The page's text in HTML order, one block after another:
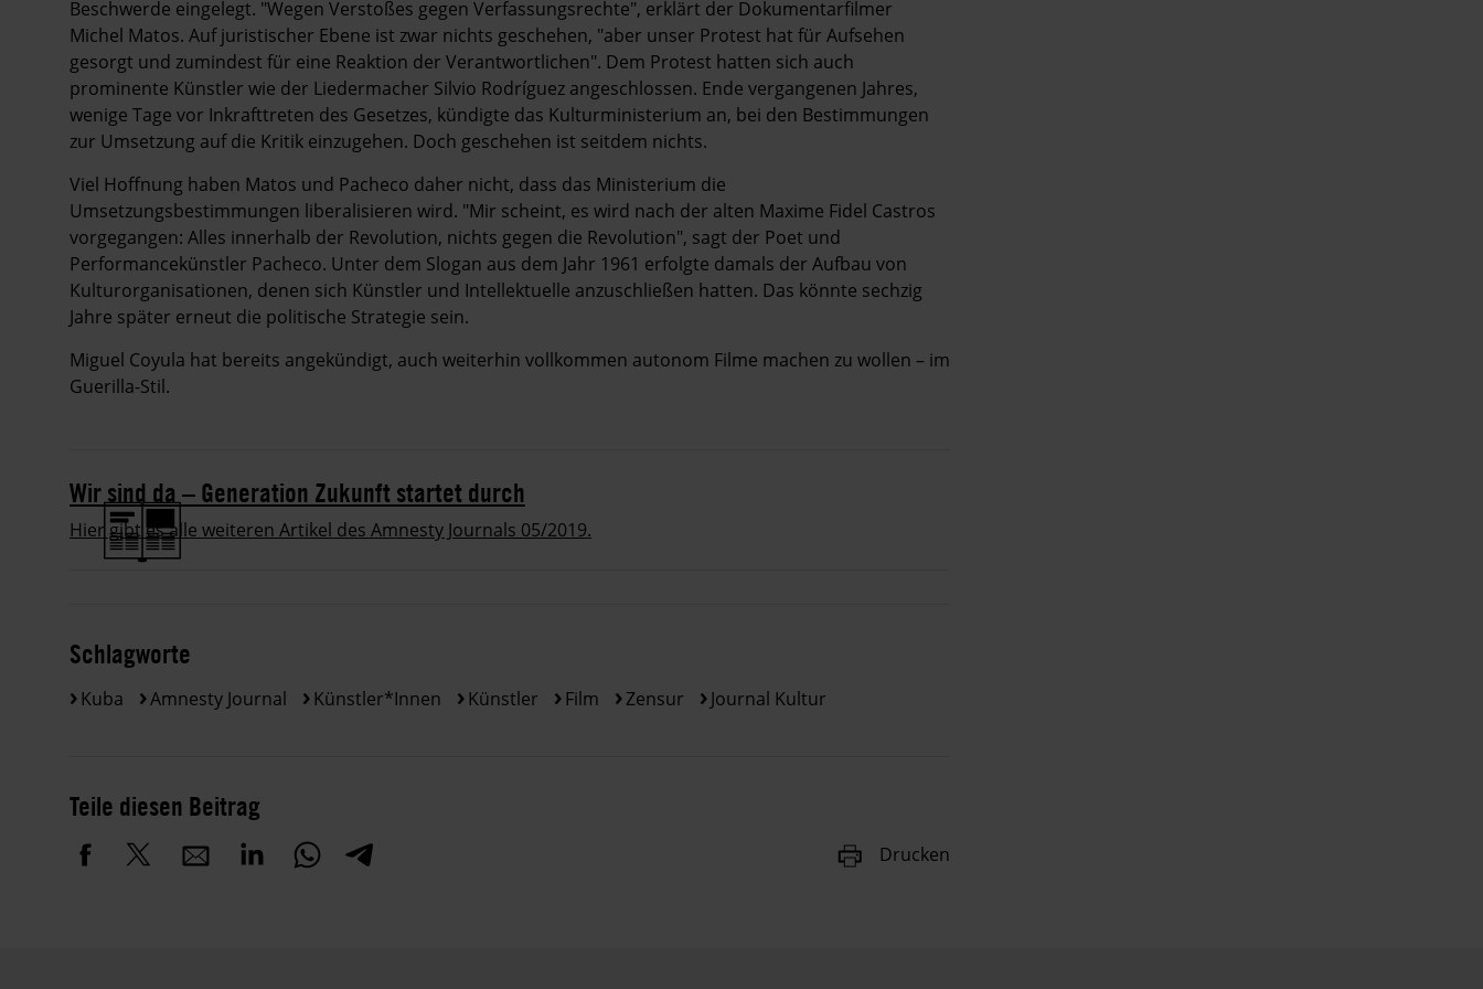
Beschwerde eingelegt. "Wegen Verstoßes gegen Verfassungsrechte", erklärt der Dokumentarfilmer
Michel Matos. Auf juristischer Ebene ist zwar nichts geschehen, "aber unser Protest hat für Aufsehen
gesorgt und zumindest für eine Reaktion der Verantwortlichen". Dem Protest hatten sich auch
prominente Künstler wie der Liedermacher Silvio Rodríguez angeschlossen. Ende vergangenen Jahres,
wenige Tage vor Inkrafttreten des Gesetzes, kündigte das Kulturministerium an, bei den Bestimmungen
zur Umsetzung auf die Kritik einzugehen. Doch geschehen ist seitdem nichts.
Viel Hoffnung haben Matos und Pacheco daher nicht, dass das Ministerium die
Umsetzungsbestimmungen liberalisieren wird. "Mir scheint, es wird nach der alten Maxime Fidel Castros
vorgegangen: Alles innerhalb der Revolution, nichts gegen die Revolution", sagt der Poet und
Performancekünstler Pacheco. Unter dem Slogan aus dem Jahr 1961 erfolgte damals der Aufbau von
Kulturorganisationen, denen sich Künstler und Intellektuelle anzuschließen hatten. Das könnte sechzig
Jahre später erneut die politische Strategie sein.
Miguel Coyula hat bereits angekündigt, auch weiterhin vollkommen autonom Filme machen zu wollen – im
Guerilla-Stil.
Wir sind da – Generation Zukunft startet durch
Hier gibt es alle weiteren Artikel des Amnesty Journals 05/2019.
Schlagworte
Kuba Amnesty Journal Künstler*innen Künstler Film Zensur Journal Kultur
Teile diesen Beitrag
Drucken